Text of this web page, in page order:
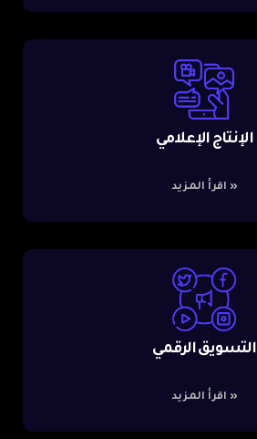
الإنتاج الإعلامي
اقرأ المزيد »
التسويق الرقمي
اقرأ المزيد »